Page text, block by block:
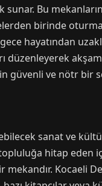
sunar. Bu
birinde
hayatından
düzenleyerek
ve nötr bir
sanat ve
hitap eden
mekandır.